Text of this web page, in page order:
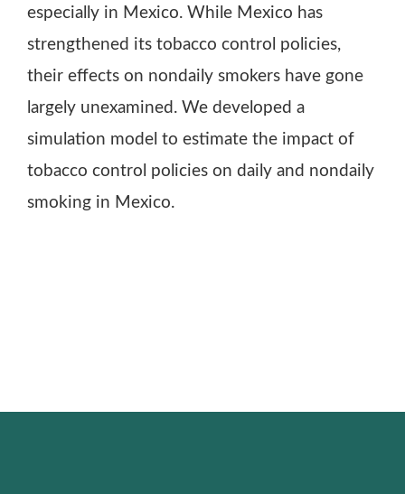
especially in Mexico. While Mexico has
strengthened its tobacco control policies,
their effects on nondaily smokers have gone
largely unexamined. We developed a
simulation model to estimate the impact of
tobacco control policies on daily and nondaily
smoking in Mexico.